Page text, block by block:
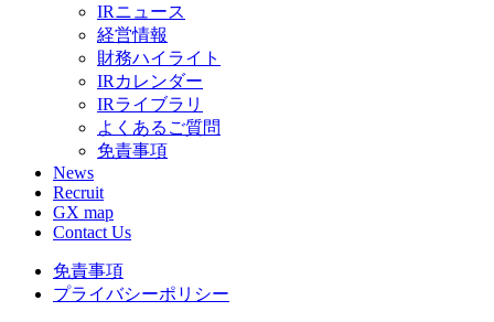
IRニュース
経営情報
財務ハイライト
IRカレンダー
IRライブラリ
よくあるご質問
免責事項
News
Recruit
GX map
Contact Us
免責事項
プライバシーポリシー